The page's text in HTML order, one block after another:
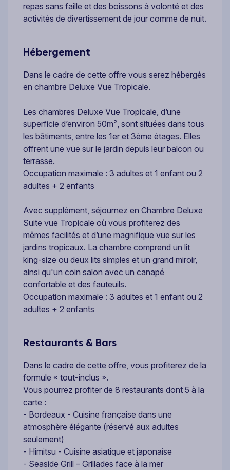
repas sans faille et des boissons à volonté et des
activités de divertissement de jour comme de nuit.
Hébergement
Dans le cadre de cette offre vous serez hébergés
en chambre Deluxe Vue Tropicale.
Les chambres Deluxe Vue Tropicale, d’une
superficie d’environ 50m², sont situées dans tous
les bâtiments, entre les 1er et 3ème étages. Elles
offrent une vue sur le jardin depuis leur balcon ou
terrasse.
Occupation maximale : 3 adultes et 1 enfant ou 2
adultes + 2 enfants
Avec supplément, séjournez en Chambre Deluxe
Suite vue Tropicale où vous profiterez des
mêmes facilités et d’une magnifique vue sur les
jardins tropicaux. La chambre comprend un lit
king-size ou deux lits simples et un grand miroir,
ainsi qu'un coin salon avec un canapé
confortable et des fauteuils.
Occupation maximale : 3 adultes et 1 enfant ou 2
adultes + 2 enfants
Restaurants & Bars
Dans le cadre de cette offre, vous profiterez de la
formule « tout-inclus ».
Vous pourrez profiter de 8 restaurants dont 5 à la
carte :
- Bordeaux - Cuisine française dans une
atmosphère élégante (réservé aux adultes
seulement)
- Himitsu - Cuisine asiatique et japonaise
- Seaside Grill – Grillades face à la mer